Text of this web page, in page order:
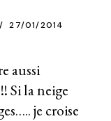
27/01/2014
aussi
Si la neige
je croise